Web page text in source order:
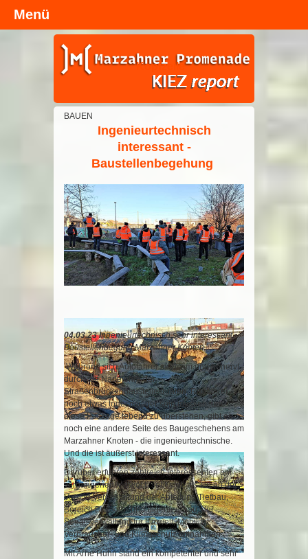
Kopfzeile
BAUEN
Ingenieurtechnisch
interessant -
Baustellenbegehung
04.03.23 Ingenieurtechnisch sehr interessant -
Baustellenbegung Marzahner Knoten.
Während sich Autofahrer mühsam und genervt
durch die Nadelöhre der
Straßenbrückenbaustelle quälen, Radfahrer
noch etwas todesmutiger sein müssen, um
diese Passage lebend zu überstehen, gibt es
noch eine andere Seite des Baugeschehens am
Marzahner Knoten - die ingenieurtechnische.
Und die ist äußerst interessant.
Darüber erfuhren zahlreich Interessenten am
vergangenen Mittwoch sehr viel, als sie an der
Vor-Ort-Veranstaltung der Abteilung Tiefbau,
Bereich Brücken- und Ingenieurbau, der
Senatsverwaltung für Umwelt, Mobilität,
Verbraucher- und Klimaschutz teilnahmen.
Mit Arne Huhn stand ein kompetenter und sehr
Menü